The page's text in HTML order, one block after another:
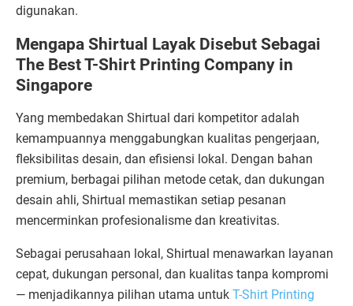
digunakan.
Mengapa Shirtual Layak Disebut Sebagai
The Best T-Shirt Printing Company in
Singapore
Yang membedakan Shirtual dari kompetitor adalah
kemampuannya menggabungkan kualitas pengerjaan,
fleksibilitas desain, dan efisiensi lokal. Dengan bahan
premium, berbagai pilihan metode cetak, dan dukungan
desain ahli, Shirtual memastikan setiap pesanan
mencerminkan profesionalisme dan kreativitas.
Sebagai perusahaan lokal, Shirtual menawarkan layanan
cepat, dukungan personal, dan kualitas tanpa kompromi
— menjadikannya pilihan utama untuk T-Shirt Printing